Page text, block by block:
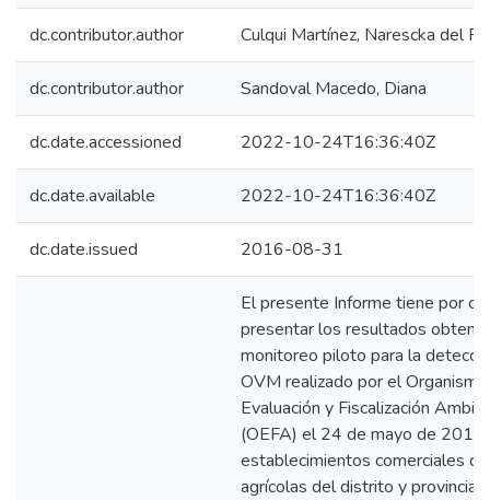
dc.contributor.author Culqui Martínez, Narescka del
dc.contributor.author Sandoval Macedo, Diana
dc.date.accessioned 2022-10-24T16:36:40Z
dc.date.available 2022-10-24T16:36:40Z
dc.date.issued 2016-08-31
El presente Informe tiene por
presentar los resultados
monitoreo piloto para la
OVM realizado por el
Evaluación y Fiscalización
(OEFA) el 24 de mayo de
establecimientos comerciales
agrícolas del distrito y provincia